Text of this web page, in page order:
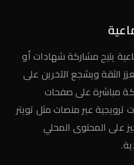
يتيح مشاركة شهادات أو
الثقة ويشجع الآخرين على
مباشرة على صفحات
ترويجية عبر منصات مثل تويتر
على المحتوى المحلي